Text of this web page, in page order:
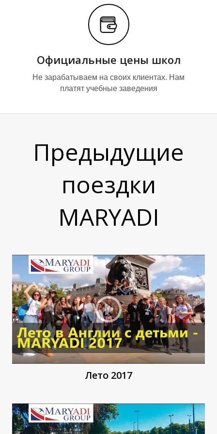
Т
З
Т
З
Официальные цены школ
Не зарабатываем на своих клиентах. Нам
платят учебные заведения
Предыдущие
поездки
MARYADI
Лето 2017